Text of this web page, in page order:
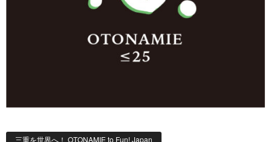
三重を世界へ！ OTONAMIE to Fun! Japan